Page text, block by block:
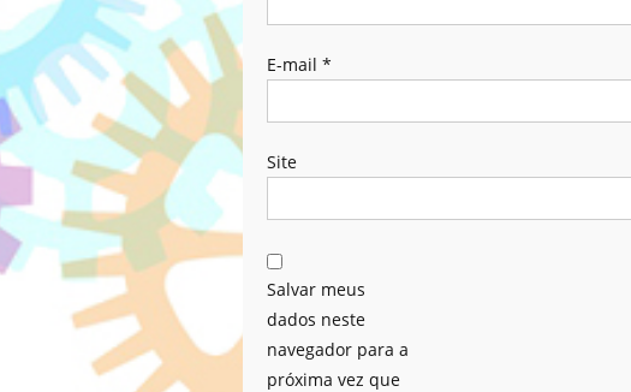
E-mail *
Site
Salvar meus
dados neste
navegador para a
próxima vez que